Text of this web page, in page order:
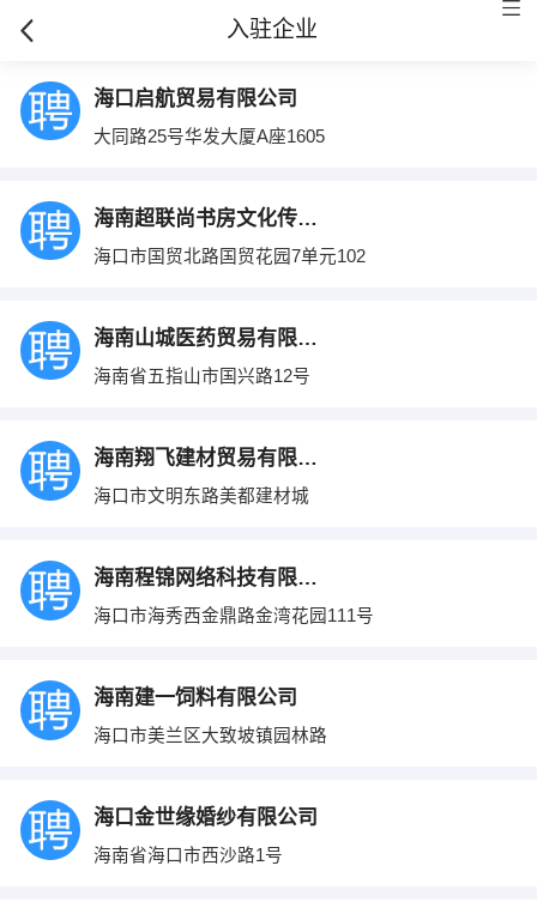
入驻企业
海口启航贸易有限公司
大同路25号华发大厦A座1605
海南超联尚书房文化传播有限公司
海口市国贸北路国贸花园7单元102
海南山城医药贸易有限公司
海南省五指山市国兴路12号
海南翔飞建材贸易有限公司
海口市文明东路美都建材城
海南程锦网络科技有限公司
海口市海秀西金鼎路金湾花园111号
海南建一饲料有限公司
海口市美兰区大致坡镇园林路
海口金世缘婚纱有限公司
海南省海口市西沙路1号